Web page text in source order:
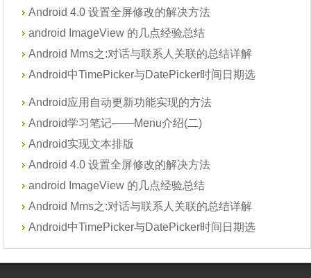
Android 4.0 设置全屏修改的解决方法
android ImageView 的几点经验总结
Android Mms之:对话与联系人关联的总结详解
Android中TimePicker与DatePicker时间日期选
Android应用自动更新功能实现的方法
Android学习笔记——Menu介绍(二)
Android实现文本排版
Android 4.0 设置全屏修改的解决方法
android ImageView 的几点经验总结
Android Mms之:对话与联系人关联的总结详解
Android中TimePicker与DatePicker时间日期选